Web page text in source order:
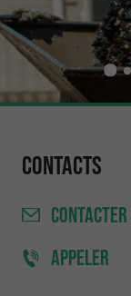
Contacts
CONTACTER
APPELER